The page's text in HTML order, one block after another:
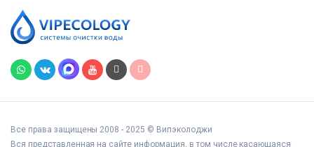
Все права защищены 2008 - 2025 © Випэколоджи
Вся представленная на сайте информация, в том числе касающаяся